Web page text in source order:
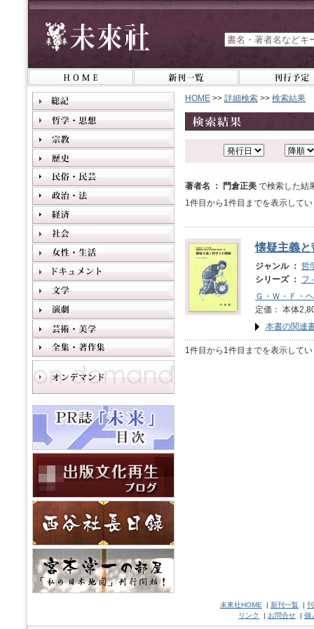
HOME >> 詳細検索 >> 検索結果
著者名 ： 門倉正美 で検索した結
1件目から1件目までを表示して
懐疑主義
ジャンル ： 哲
シリーズ ： フ
Ｇ・Ｗ・Ｆ・
定価： 本体
本書の関連
1件目から1件目までを表示して
未來社HOME | 新刊一覧 |
リンク
| お問合せ | 個